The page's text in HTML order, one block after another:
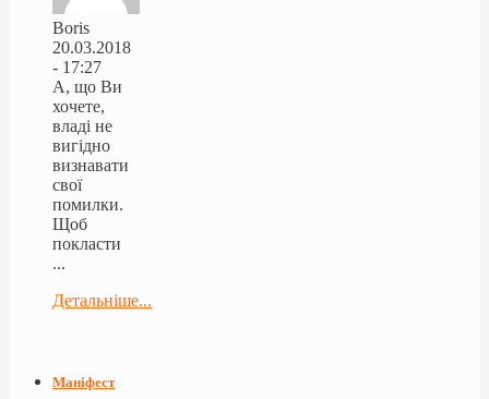
Boris
20.03.2018
- 17:27
А, що Ви
хочете,
владі не
вигідно
визнавати
свої
помилки.
Щоб
покласти
...
Детальніше...
Маніфест